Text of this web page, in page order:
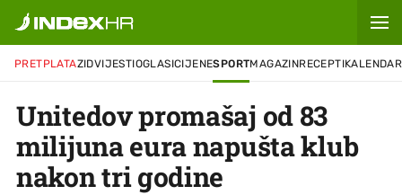
PRETPLATAZIDVIJESTIOGLASICIJENESPORTMAGAZINRECEPTIKALENDAR
Unitedov promašaj od 83
milijuna eura napušta klub
nakon tri godine